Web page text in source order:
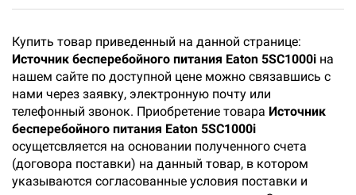
Купить товар приведенный на данной странице:
Источник бесперебойного питания Eaton 5SC1000i на
нашем сайте по доступной цене можно связавшись с
нами через заявку, электронную почту или
телефонный звонок. Приобретение товара Источник
бесперебойного питания Eaton 5SC1000i
осущетсвляется на основании полученного счета
(договора поставки) на данный товар, в котором
указываются согласованные условия поставки и